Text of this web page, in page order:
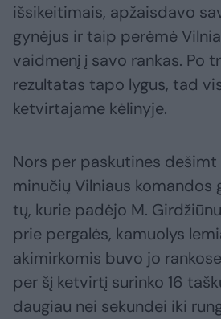
išsikeitimais, apžaisdavo
gynėjus ir taip perėmė
vaidmenį į savo rankas. Po
rezultatas tapo lygus, tad
ketvirtajame kėlinyje.
Nors per paskutines
minučių Vilniaus komandos
tų, kurie padėjo M.
prie pergalės, kamuolys
akimirkomis buvo jo
per šį ketvirtį surinko 16
daugiau nei sekundei iki